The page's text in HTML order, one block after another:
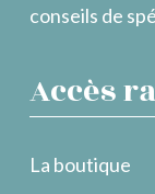
conseils de
Accès
La boutique